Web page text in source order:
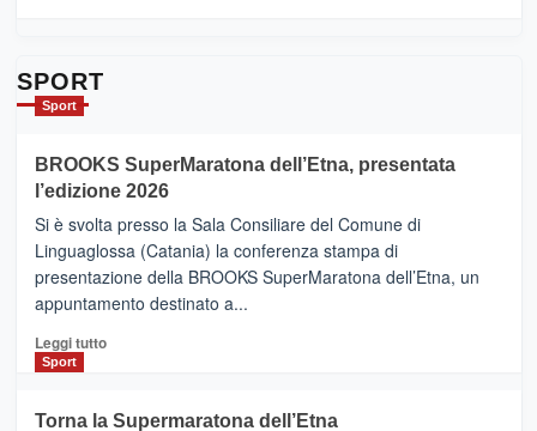
con
la
Al
via
i
collegamenti
SPORT
Sport
BROOKS SuperMaratona dell’Etna, presentata
l’edizione 2026
Si è svolta presso la Sala Consiliare del Comune di
Linguaglossa (Catania) la conferenza stampa di
presentazione della BROOKS SuperMaratona dell’Etna, un
appuntamento destinato a...
Leggi tuttoLeggi
Sport
Torna la Supermaratona dell’Etna